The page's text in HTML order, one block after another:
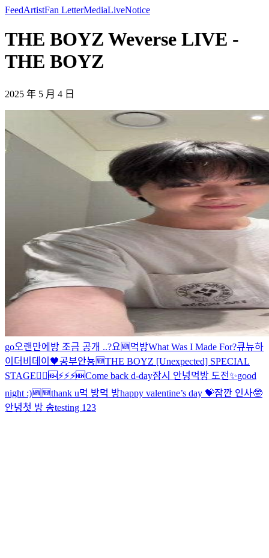
FeedArtistFan LetterMediaLiveNotice
THE BOYZ Weverse LIVE -
THE BOYZ
2025 年 5 月 4 日
go오랜만에 방 조금 공개 ..?요 🆕먹방What Was I Made For?큐뉴하
이 더비데이🖤공부안뇽🆕THE BOYZ [Unexpected] SPECIAL
STAGE🏃‍♂️🆕 ⚡️⚡️⚡️🆕Come back d-day잠시 안녕먹방 도전✨good
night :)🆕 🆕thank u먹 방먹 방happy valentine’s day 💝잠깐 인사🤓
안녕첫 방 송testing 123